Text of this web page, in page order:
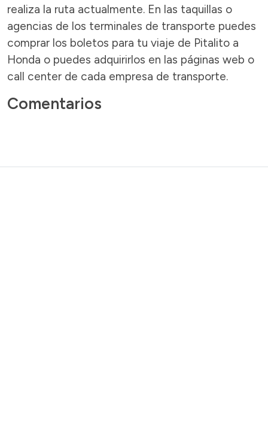
realiza la ruta actualmente. En las taquillas o
agencias de los terminales de transporte puedes
comprar los boletos para tu viaje de Pitalito a
Honda o puedes adquirirlos en las páginas web o
call center de cada empresa de transporte.
Comentarios